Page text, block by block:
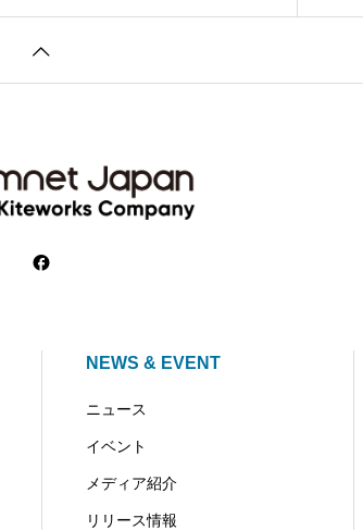
NEWS & EVENT
ニュース
イベント
メディア紹介
リリース情報